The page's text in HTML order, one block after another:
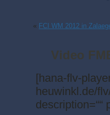
« FCI WM 2012 in
Video
[hana-
heuwinkl.de/
description=““